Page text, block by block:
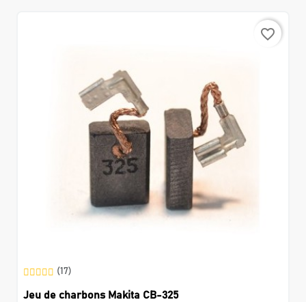
favorite_border
(17)
Jeu de charbons Makita CB-325